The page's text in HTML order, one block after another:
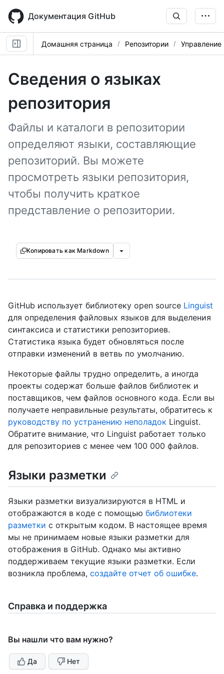
main
content
Документация GitHub
Домашняя страница Репозитории
Сведения о языках
репозитория
Файлы и каталоги в репозитории
определяют языки, составляющие
репозиторий. Вы можете
просмотреть языки репозитория,
чтобы получить краткое
представление о репозитории.
Копировать как Markdown
GitHub использует библиотеку open source Linguist
для определения файловых языков для выделения
синтаксиса и статистики репозиториев.
Статистика языка будет обновляться после
отправки изменений в ветвь по умолчанию.
Некоторые файлы трудно определить, а иногда
проекты содержат больше файлов библиотек и
поставщиков, чем файлов основного кода. Если вы
получаете неправильные результаты, обратитесь к
руководству по устранению неполадок Linguist.
Обратите внимание, что Linguist работает только
для репозиториев с менее чем 100 000 файлов.
Языки разметки
Языки разметки визуализируются в HTML и
отображаются в коде с помощью библиотеки
разметки с открытым кодом. В настоящее время
мы не принимаем новые языки разметки для
отображения в GitHub. Однако мы активно
поддерживаем текущие языки разметки. Если
возникла проблема, создайте отчет об ошибке.
Справка и поддержка
Вы нашли что вам нужно?
Да Нет